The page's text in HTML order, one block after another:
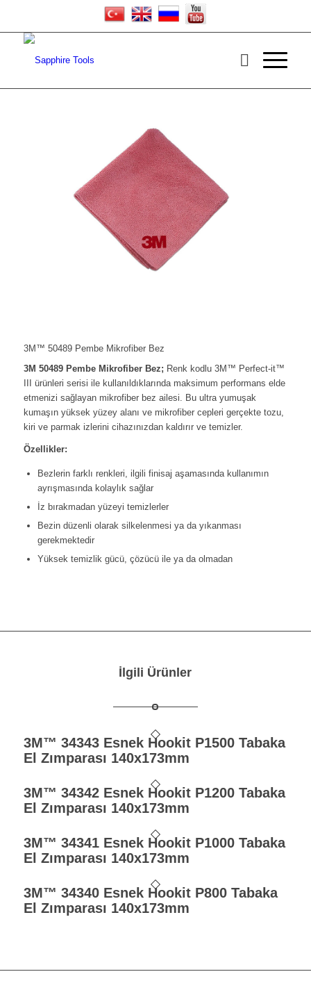
3M™ 50489 Pembe Mikrofiber Bez
3M 50489 Pembe Mikrofiber Bez; Renk kodlu 3M™ Perfect-it™
III ürünleri serisi ile kullanıldıklarında maksimum performans elde
etmenizi sağlayan mikrofiber bez ailesi. Bu ultra yumuşak
kumaşın yüksek yüzey alanı ve mikrofiber cepleri gerçekte tozu,
kiri ve parmak izlerini cihazınızdan kaldırır ve temizler.
Özellikler:
Bezlerin farklı renkleri, ilgili finisaj aşamasında kullanımın
ayrışmasında kolaylık sağlar
İz bırakmadan yüzeyi temizlerler
Bezin düzenli olarak silkelenmesi ya da yıkanması
gerekmektedir
Yüksek temizlik gücü, çözücü ile ya da olmadan
İlgili Ürünler
3M™ 34343 Esnek Hookit P1500 Tabaka
El Zımparası 140x173mm
3M™ 34342 Esnek Hookit P1200 Tabaka
El Zımparası 140x173mm
3M™ 34341 Esnek Hookit P1000 Tabaka
El Zımparası 140x173mm
3M™ 34340 Esnek Hookit P800 Tabaka
El Zımparası 140x173mm